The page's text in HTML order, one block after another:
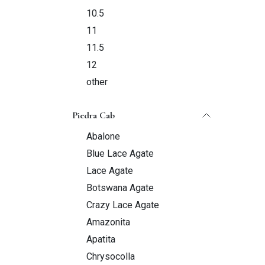
10.5
11
11.5
12
other
Piedra Cab
Abalone
Blue Lace Agate
Lace Agate
Botswana Agate
Crazy Lace Agate
Amazonita
Apatita
Chrysocolla